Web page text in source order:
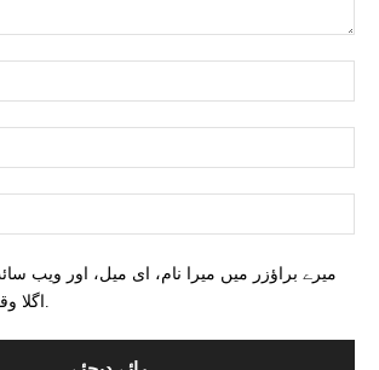
میرے براؤزر میں میرا نام، ای میل، اور ویب